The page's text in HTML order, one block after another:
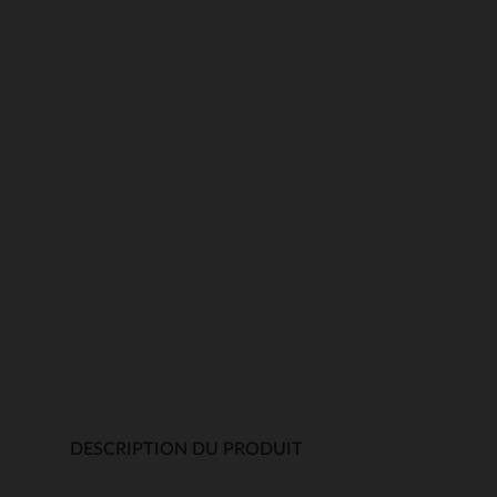
DESCRIPTION DU PRODUIT